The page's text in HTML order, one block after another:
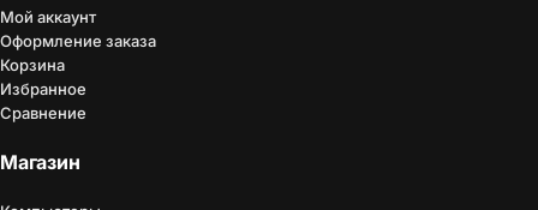
Мой аккаунт
Оформление заказа
Корзина
Избранное
Сравнение
Магазин